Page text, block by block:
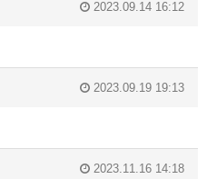
2023.09.14 16:12
2023.09.19 19:13
2023.11.16 14:18